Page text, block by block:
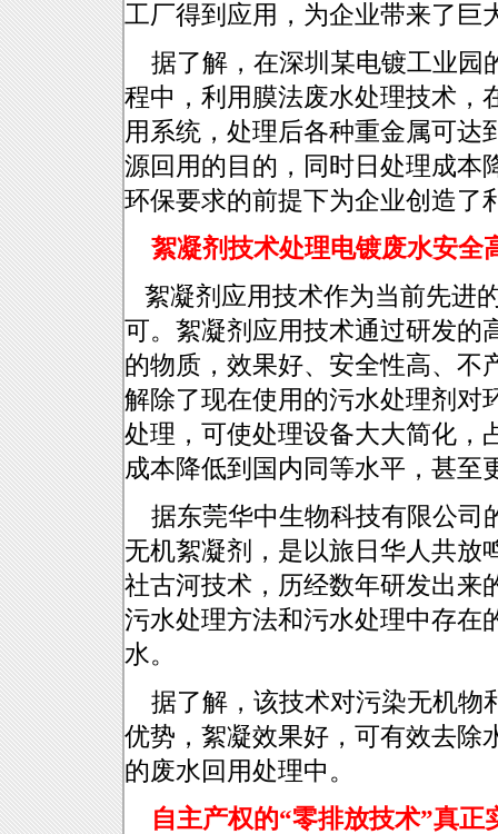
工厂得到应用，为企业带来了巨
据了解，在深圳某电镀工业园
程中，利用膜法废水处理技术，
用系统，处理后各种重金属可达
源回用的目的，同时日处理成本
环保要求的前提下为企业创造了
絮凝剂技术处理电镀废水安全
絮凝剂应用技术作为当前先进
可。絮凝剂应用技术通过研发的
的物质，效果好、安全性高、不
解除了现在使用的污水处理剂对
处理，可使处理设备大大简化，
成本降低到国内同等水平，甚至
据东莞华中生物科技有限公司
无机絮凝剂，是以旅日华人共放
社古河技术，历经数年研发出来
污水处理方法和污水处理中存在
水。
据了解，该技术对污染无机物
优势，絮凝效果好，可有效去除
的废水回用处理中。
自主产权的“零排放技术”真正